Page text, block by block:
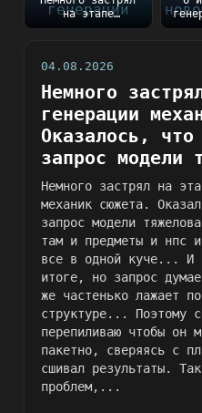
на этапе
генерации механик
04.08.2026
Немного
генерации
Оказалось,
запрос модели
Немного застрял на
механик сюжета.
запрос модели
там и предметы и нпс
все в одной куче... И
итоге, но запрос
же частенько лажает
структуре... Поэтому
перепиливаю чтобы он
пакетно, сверяясь с
сшивал результаты.
проблем,...